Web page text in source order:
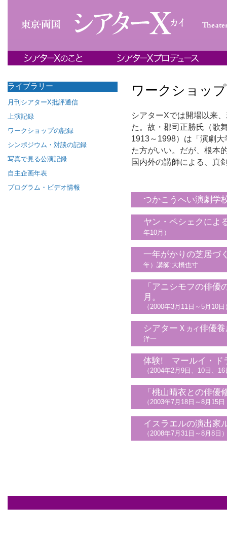
ライブラリー
月刊シアターΧ批評通信
上演記録
ワークショップの記録
シンポジウム・対談の記録
写真で見る公演記録
自主企画年表
プログラム・ビデオ情報
ワークショッ
シアターΧでは開場以来
た。故・郡司正勝氏（歌
1913～1998）は「演劇
た方がいい。だが、根本
国内外の講師による、真
つかこうへい演劇学
ヤン・ペシェクによ
年10月）
一年がかりの芝居づ
年）講師:大橋也寸
「アニシモフの俳
月。
（2000年3月11日～5月10日
シアターＸ カイ俳優
洋一
体験! マールイ・ド
（2004年2月9日、10日、
「桃山晴衣との俳優
（2003年7月18日～8月15
イスラエルの演出家
（2008年7月31日～8月8日